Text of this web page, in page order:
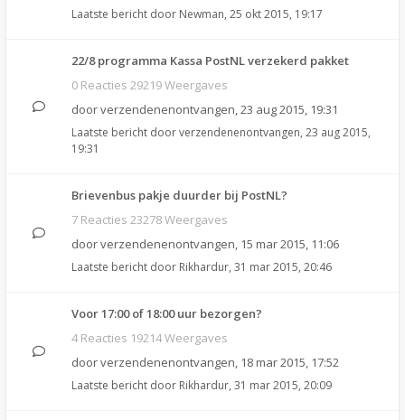
Laatste bericht door Newman, 25 okt 2015, 19:17
22/8 programma Kassa PostNL verzekerd pakket
0 Reacties 29219 Weergaves
doorverzendenenontvangen,23 aug 2015, 19:31
Laatste bericht doorverzendenenontvangen, 23 aug 2015,
19:31
Brievenbus pakje duurder bij PostNL?
7 Reacties 23278 Weergaves
doorverzendenenontvangen, 15 mar 2015, 11:06
Laatste bericht door Rikhardur, 31 mar 2015, 20:46
Voor 17:00 of 18:00 uur bezorgen?
4 Reacties 19214 Weergaves
doorverzendenenontvangen, 18 mar 2015, 17:52
Laatste bericht door Rikhardur, 31 mar 2015, 20:09